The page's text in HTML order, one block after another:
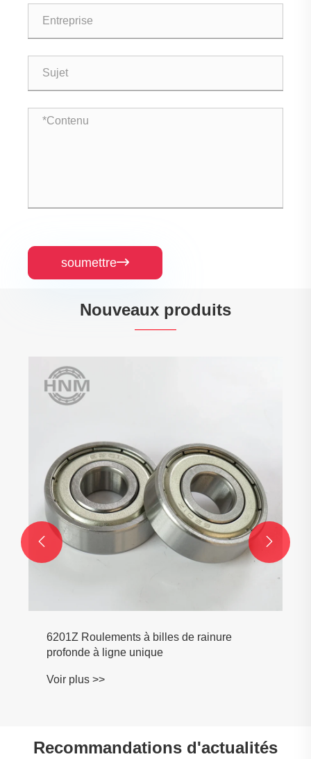
soumettre
Nouveaux produits
6201Z Roulements à billes de rainure
profonde à ligne unique
Voir plus >>
 
Recommandations d'actualités